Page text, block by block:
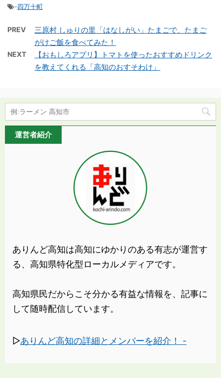
-四万十町
PREV
三原村 しゅりの里「はなしがい」たまごで、たまご
がけご飯を食べてみた！
NEXT
【おもしろアプリ】トマトを使ったおすすめドリンク
を教えてくれる「高知のおすそわけ」
運営者紹介
ありんど高知は高知にゆかりのある有志が運営す
る、高知県特化型ローカルメディアです。
高知県民だからこそ分かる有益な情報を、記事に
して随時配信しています。
▷ありんど高知の詳細とメンバーを紹介！ -